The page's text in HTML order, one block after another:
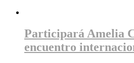
Participará Amelia
encuentro